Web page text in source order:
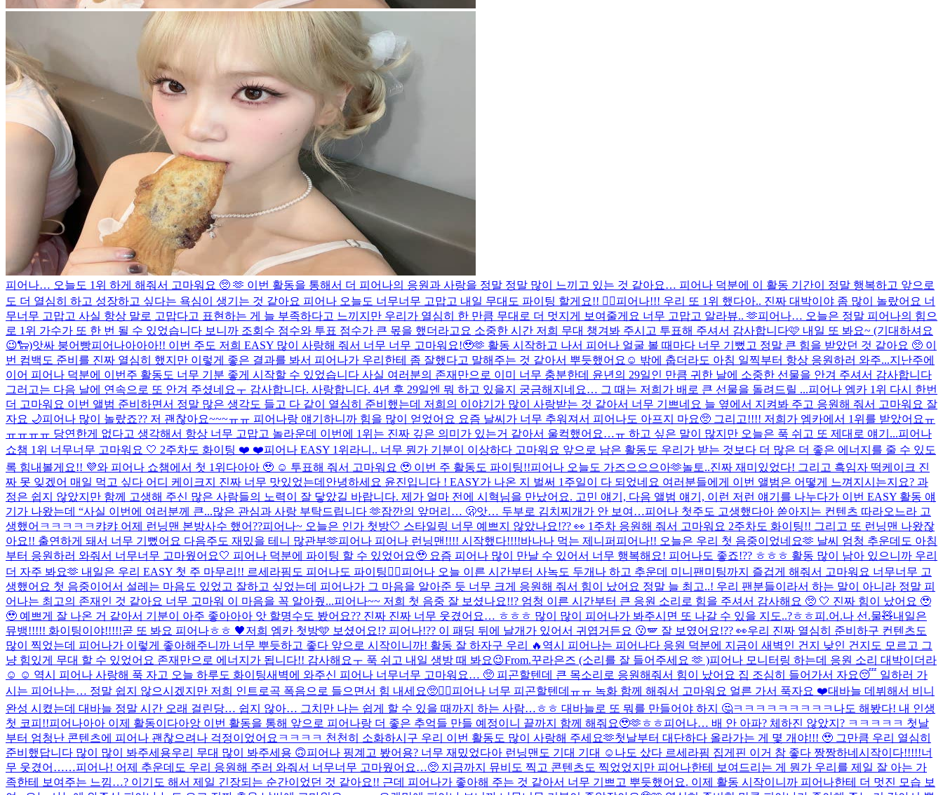
피어나… 오늘도 1위 하게 해줘서 고마워요 🥺 🫶 이번 활동을 통해서 더 피어나의 응원과 사랑을 정말 정말 많이 느끼고 있는 것 같아요… 피어나 덕분에 이 활동 기간이 정말 행복하고 앞으로
도 더 열심히 하고 성장하고 싶다는 욕심이 생기는 것 같아요 피어나 오늘도 너무너무 고맙고 내일 무대도 파이팅 할게요!! ❤️‍🔥피어나!!! 우리 또 1위 했다아.. 진짜 대박이야 좀 많이 놀랐어요 너
무너무 고맙고 사실 항상 말로 고맙다고 표현하는 게 늘 부족하다고 느끼지만 우리가 열심히 한 만큼 무대로 더 멋지게 보여줄게요 너무 고맙고 알라뷰.. 🫶피어나… 오늘은 정말 피어나의 힘으
로 1위 가수가 또 한 번 될 수 있었습니다 보니까 조회수 점수와 투표 점수가 큰 몫을 했더라고요 소중한 시간 저희 무대 챙겨봐 주시고 투표해 주셔서 감사합니다🩷 내일 또 봐요~ (기대하셔요
😉🐑)앗싸 붕어빵피어나아아아!! 이번 주도 저희 EASY 많이 사랑해 줘서 너무 너무 고마워요!🥹🫶 활동 시작하고 나서 피어나 얼굴 볼 때마다 너무 기뻤고 정말 큰 힘을 받았던 것 같아요 🥺 이
번 컴백도 준비를 진짜 열심히 했지만 이렇게 좋은 결과를 봐서 피어나가 우리한테 좀 잘했다고 말해주는 것 같아서 뿌듯했어요☺️ 밖에 춥더라도 아침 일찍부터 항상 응원하러 와주...지난주에
이어 피어나 덕분에 이번주 활동도 너무 기분 좋게 시작할 수 있었습니다 사실 여러분의 존재만으로 이미 너무 충분한데 윤년의 29일인 만큼 귀한 날에 소중한 선물을 안겨 주셔서 감사합니다
그러고는 다음 날에 연속으로 또 안겨 주셨네요ㅜ 감사합니다. 사랑합니다. 4년 후 29일엔 뭐 하고 있을지 궁금해지네요… 그 때는 저희가 배로 큰 선물을 돌려드릴 ...피어나 엠카 1위 다시 한번
더 고마워요 이번 앨범 준비하면서 정말 많은 생각도 들고 다 같이 열심히 준비했는데 저희의 이야기가 많이 사랑받는 것 같아서 너무 기쁘네요 늘 옆에서 지켜봐 주고 응원해 줘서 고마워요 잘
자요 🌙피어나 많이 놀랐죠?? 저 괜찮아요~~~ㅠㅠ 피어나랑 얘기하니까 힘을 많이 얻었어요 요즘 날씨가 너무 추워져서 피어나도 아프지 마요🥺 그리고!!!! 저희가 엠카에서 1위를 받았어요ㅠ
ㅠㅠㅠㅠ 당연한게 없다고 생각해서 항상 너무 고맙고 놀라운데 이번에 1위는 진짜 깊은 의미가 있는거 같아서 울컥했어요…ㅠ 하고 싶은 말이 많지만 오늘은 푹 쉬고 또 제대로 얘기...피어나
쇼챔 1위 너무너무 고마워요 🤍 2주차도 화이팅 ❤️ ❤️피어나 EASY 1위라니.. 너무 뭔가 기분이 이상하다 고마워요 앞으로 남은 활동도 우리가 받는 것보다 더 많은 더 좋은 에너지를 줄 수 있도
록 힘내볼게요!! 💜와 피어나 쇼챔에서 첫 1위다아아 🥹 ☺️ 투표해 줘서 고마워요 🥹 이번 주 활동도 파이팅!!피어나 오늘도 가즈으으으아🫶놀토..진짜 재미있었다! 그리고 흑임자 떡케이크 진
짜 못 잊겠어 매일 먹고 싶다 어디 케이크지 진짜 너무 맛있었는데 안녕하세요 윤진입니다 ! EASY가 나온 지 벌써 1주일이 다 되었네요 여러분들에게 이번 앨범은 어떻게 느껴지시는지요? 과
정은 쉽지 않았지만 함께 고생해 주신 많은 사람들의 노력이 잘 닿았길 바랍니다. 제가 얼마 전에 시혁님을 만났어요. 고민 얘기, 다음 앨범 얘기, 이런 저런 얘기를 나누다가 이번 EASY 활동 얘
기가 나왔는데 “사실 이번에 여러분께 큰...많은 관심과 사랑 부탁드립니다 🫶잠깐의 앞머리… 🫢앗… 두부로 김치찌개가 안 보여…피어나 첫주도 고생했다아 쏟아지는 컨텐츠 따라오느라 고
생했어ㅋㅋㅋㅋㅋ캬캬 어제 런닝맨 본방사수 했어??피어나~ 오늘은 인가 첫방🤍​ 스타일링 너무 예쁘지 않았나요!?? 👀​ 1주차 응원해 줘서 고마워요 2주차도 화이팅!! 그리고 또 런닝맨 나왔잖
아요!! 출연하게 돼서 너무 기뻤어요 다음주도 재밌을 테니 많관부🫶​피어나 피어나 런닝맨!!!! 시작했다!!!!바나나 먹는 제니퍼 피어나!! 오늘은 우리 첫 음중이었네요🫶 날씨 엄청 추운데도 아침
부터 응원하러 와줘서 너무너무 고마웠어요🤍 피어나 덕분에 파이팅 할 수 있었어요🥹 요즘 피어나 많이 만날 수 있어서 너무 행복해요! 피어나도 좋죠!?? ㅎㅎㅎ 활동 많이 남아 있으니까 우리
더 자주 봐요🫶 내일은 우리 EASY 첫 주 마무리!! 르세라핌도 피어나도 파이팅❤️‍🔥피어나 오늘 이른 시간부터 사녹도 두개나 하고 추운데 미니팬미팅까지 즐겁게 해줘서 고마워요 너무너무 고
생했어요 첫 음중이어서 설레는 마음도 있었고 잘하고 싶었는데 피어나가 그 마음을 알아준 듯 너무 크게 응원해 줘서 힘이 났어요 정말 늘 최고..! 우리 팬분들이라서 하는 말이 아니라 정말 피
어나는 최고의 존재인 것 같아요 너무 고마워 이 마음을 꼭 알아줬...피어나~~ 저희 첫 음중 잘 보셨나요!!? 엄청 이른 시간부터 큰 응원 소리로 힘을 주셔서 감사해요 🥺 🤍 진짜 힘이 났어요 🥹
🥹 예쁘게 잘 나온 거 같아서 기분이 아주 좋아아아 앗 할명수도 봤어요?? 진짜 진짜 너무 웃겼어요… ㅎㅎㅎ 많이 많이 피어나가 봐주시면 또 나갈 수 있을 지도..?ㅎㅎ피.어.나 선.물🧸내일은
뮤뱅!!!!! 화이팅이야!!!!!곧 또 봐요 피어나ㅎㅎ 🖤저희 엠카 첫방🩵 보셨어요!? 피어나!?? 이 패딩 뒤에 날개가 있어서 귀엽거든요 😗​🪽 잘 보였어요!?? 👀​우리 진짜 열심히 준비하구 컨텐츠도
많이 찍었는데 피어나가 이렇게 좋아해주니까 너무 뿌듯하고 좋다 앞으로 시작이니까! 활동 잘 하자구 우리 🔥 역시 피어나는 피어나다 응원 덕분에 지금이 새벽인 건지 낮인 건지도 모르고 그
냥 힘있게 무대 할 수 있었어요 존재만으로 에너지가 됩니다!! 감사해요ㅜ 푹 쉬고 내일 생방 때 봐요😉From.꾸라은즈 (소리를 잘 들어주세요 🫶 )피어나 모니터링 하는데 응원 소리 대박이더라
☺️ ☺️ 역시 피어나 사랑해 푹 자고 오늘 하루도 화이팅새벽에 와주신 피어나 너무너무 고마워요… 🥺 피곤할텐데 큰 목소리로 응원해줘서 힘이 났어요 집 조심히 들어가서 자요😴 일하러 가
시는 피어나는… 정말 쉽지 않으시겠지만 저희 인트로곡 폭음으로 들으면서 힘 내세요🥺❤️‍🔥피어나 너무 피곤할텐데ㅠㅠ 녹화 함께 해줘서 고마워요 얼른 가서 푹자요 ❤️대바늘 데뷔해서 비니
완성 시켰는데 대바늘 정말 시간 오래 걸린당… 쉽지 않아… 그치만 나는 쉽게 할 수 있을 때까지 하는 사람…ㅎㅎ 대바늘로 또 뭐를 만들어야 하지 🤔ㅋㅋㅋㅋㅋㅋㅋㅋㅋ나도 해봤다! 내 인생
첫 코피!!피어나아아 이제 활동이다아앙 이번 활동을 통해 앞으로 피어나랑 더 좋은 추억들 만들 예정이니 끝까지 함께 해줘요🥹🫶ㅎㅎ피어나… 배 안 아파? 체하진 않았지? ㅋㅋㅋㅋㅋ 첫날
부터 엄청난 콘텐츠에 피어나 괜찮으려나 걱정이었어요ㅋㅋㅋㅋ 천천히 소화하시구 우리 이번 활동도 많이 사랑해 주세요🫶첫날부터 대단하다 올라가는 게 몇 개야!!! 🥹 그만큼 우리 열심히
준비했답니다 많이 많이 봐주세용우리 무대 많이 봐주세용 🙃피어나 핑계고 봤어용? 너무 재밌었다아 런닝맨도 기대 기대 ☺️ 나도 샀다 르세라핌 집게핀 이거 참 좋다 짱짱하네 시작이다!!!!!너
무 웃겼어……피어나! 어제 추운데도 우리 응원해 주러 와줘서 너무너무 고마웠어요…🥺 지금까지 뮤비도 찍고 콘텐츠도 찍었었지만 피어나한테 보여드리는 게 뭔가 우리를 제일 잘 아는 가
족한테 보여주는 느낌…? 이기도 해서 제일 긴장되는 순간이었던 것 같아요!! 근데 피어나가 좋아해 주는 것 같아서 너무 기쁘고 뿌듯했어요. 이제 활동 시작이니까 피어나한테 더 멋진 모습 보